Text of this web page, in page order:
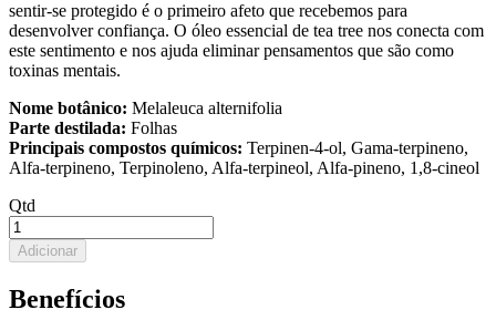
sentir-se protegido é o primeiro afeto que recebemos para
desenvolver confiança. O óleo essencial de tea tree nos conecta com
este sentimento e nos ajuda eliminar pensamentos que são como
toxinas mentais.
Nome botânico: Melaleuca alternifolia
Parte destilada: Folhas
Principais compostos químicos: Terpinen-4-ol, Gama-terpineno,
Alfa-terpineno, Terpinoleno, Alfa-terpineol, Alfa-pineno, 1,8-cineol
Qtd
Adicionar
Benefícios